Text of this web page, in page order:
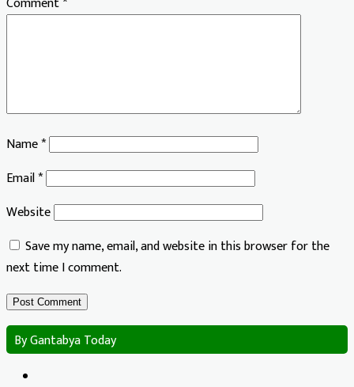
Name*
Email*
Website
Save my name, email, and website in this browser for the
next time I comment.
By Gantabya Today